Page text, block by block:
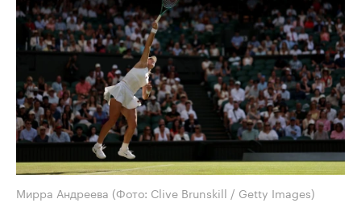
Мирра Андреева (Фото: Clive Brunskill / Getty Images)